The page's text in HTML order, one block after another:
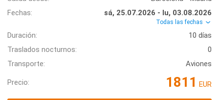
Fechas:
sá, 25.07.2026 - lu, 03.08.2026
Todas las fechas
Duración:
10 días
Traslados nocturnos:
0
Transporte:
Aviones
Precio: 1811 EUR